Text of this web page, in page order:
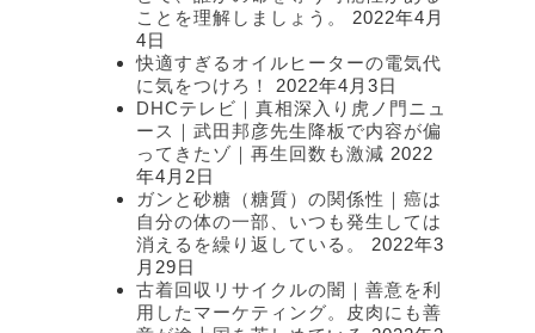
ことを理解しましょう。
2022年4月
4日
快適すぎるオイルヒーターの電気代
に気をつけろ！
2022年4月3日
DHCテレビ｜真相深入り虎ノ門ニュ
ース｜武田邦彦先生降板で内容が偏
ってきたゾ｜再生回数も激減 2022
年4月2日
ガンと砂糖（糖質）の関係性｜癌は
自分の体の一部、いつも発生しては
消えるを繰り返している。
2022年3
月29日
古着回収リサイクルの闇｜善意を利
用したマーケティング。皮肉にも善